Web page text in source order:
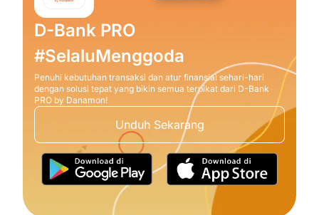
D-Bank PRO
#SelaluMenggoda
Penuhi kebutuhan transaksi dan atur finansial sehari-hari
dengan solusi tepat yang bikin semua terpikat dari D-Bank
PRO by Danamon!
Unduh Sekarang